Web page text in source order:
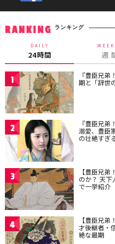
RANKING ランキング
DAILY
24時間 週
1 『豊臣兄
期と「辞世
2 『豊臣兄
溺愛、豊臣
の壮絶すぎ
3 【豊臣兄
のか？ 天下
で一挙紹介
4 【豊臣兄
才後継者・
絶な最期